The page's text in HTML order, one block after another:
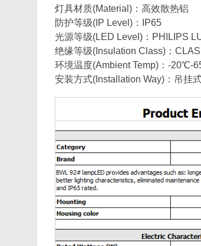
灯具材质(Material)：高效散热铝
防护等级(IP Level)：IP65
光源等级(LED Level)：PHILIPS
绝缘等级(Insulation Class)：
环境温度(Ambient Temp)：-20℃-
安装方式(Installation Way)：吊挂